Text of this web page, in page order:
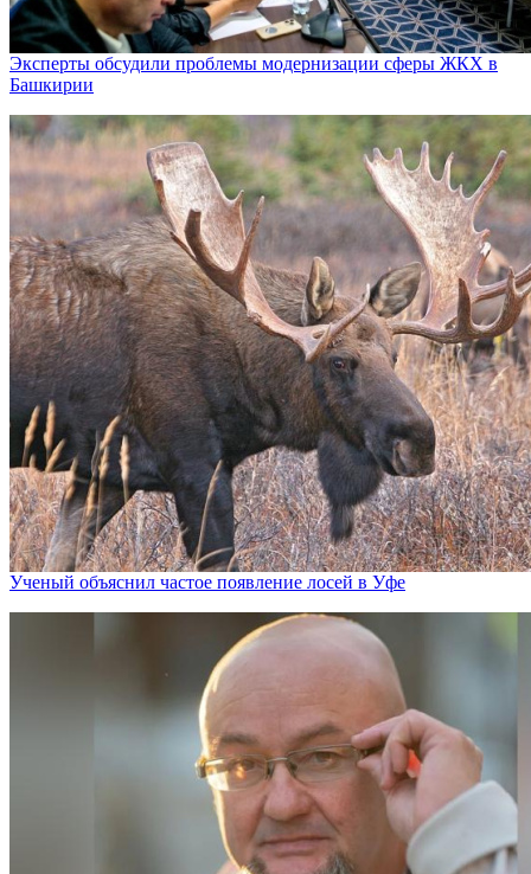
Эксперты обсудили проблемы модернизации сферы ЖКХ в
Башкирии
Ученый объяснил частое появление лосей в Уфе